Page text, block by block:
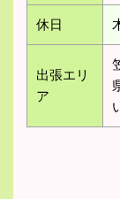
休日
出張エリ
ア